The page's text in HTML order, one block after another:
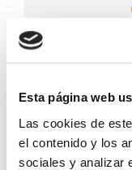
Esta página web
Las cookies de
el contenido y los
sociales y analizar